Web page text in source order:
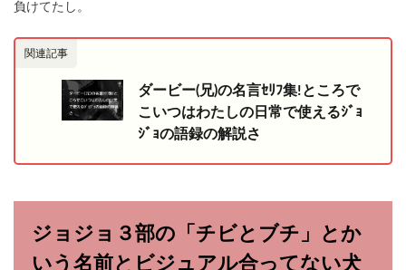
負けてたし。
関連記事
ダービー(兄)の名言ｾﾘﾌ集!ところで
こいつはわたしの日常で使えるｼﾞｮ
ｼﾞｮの語録の解説さ
ジョジョ３部の「チビとブチ」とか
いう名前とビジュアル合ってない犬